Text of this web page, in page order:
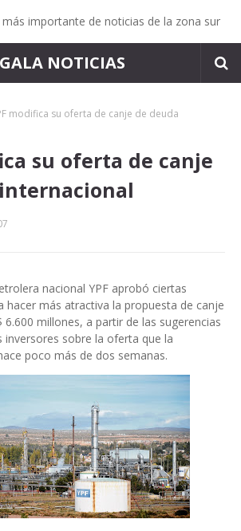
importante de noticias de la zona sur
GALA NOTICIAS
modifica su oferta de canje de deuda
su oferta de canje
nacional YPF aprobó ciertas
hacer más atractiva la propuesta de canje
6.600 millones, a partir de las sugerencias
inversores sobre la oferta que la
poco más de dos semanas.